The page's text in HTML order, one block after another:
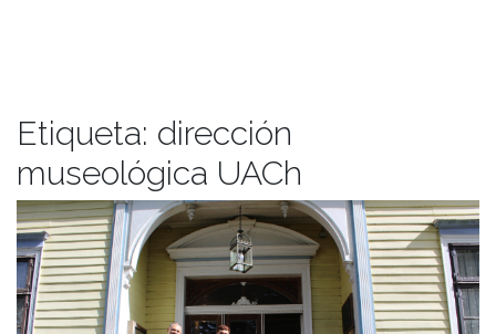
Etiqueta: dirección
museológica UACh